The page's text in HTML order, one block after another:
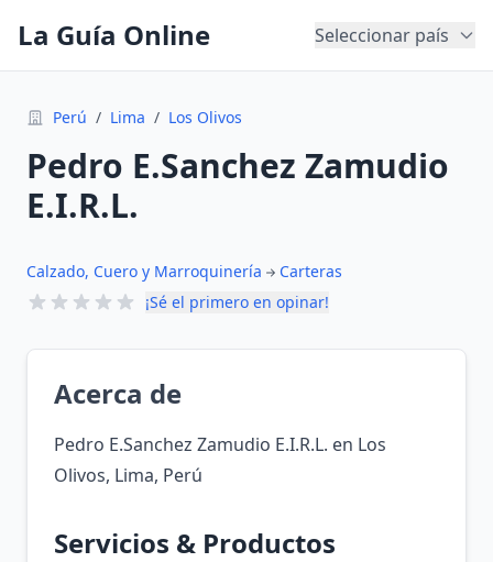
La Guía Online Seleccionar país
Perú / Lima / Los Olivos
Pedro E.Sanchez Zamudio
E.I.R.L.
Calzado, Cuero y Marroquinería
Carteras
¡Sé el primero en opinar!
Acerca de
Pedro E.Sanchez Zamudio E.I.R.L. en Los
Olivos, Lima, Perú
Servicios & Productos